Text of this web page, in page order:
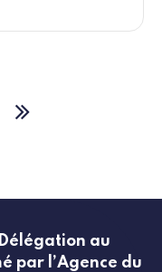
Dernière
au
par l’Agence du